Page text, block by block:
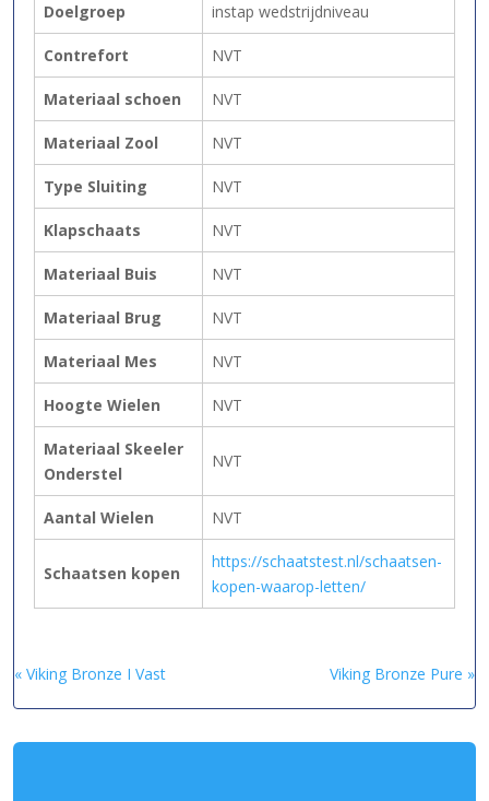
Doelgroep instap wedstrijdniveau
Contrefort NVT
Materiaal schoen NVT
Materiaal Zool NVT
Type Sluiting NVT
Klapschaats NVT
Materiaal Buis NVT
Materiaal Brug NVT
Materiaal Mes NVT
Hoogte Wielen NVT
Materiaal Skeeler
Onderstel
NVT
Aantal Wielen NVT
Schaatsen kopen
https://schaatstest.nl/schaatsen-
kopen-waarop-letten/
« Viking Bronze I Vast Viking Bronze Pure »